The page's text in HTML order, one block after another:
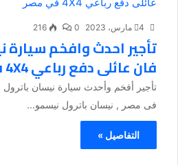
4 مارس، 2023 0
216
تأجير احدث وافخم سيارة
فان عائلى دفع رباعي 4X4 في مصر
فى مصر , نيسان باترول نيسمو...
التفاصيل »